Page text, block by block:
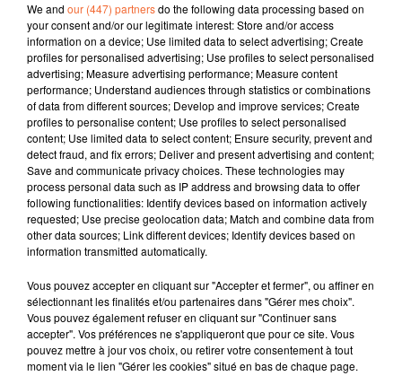
JOURNAL DU MARDI 18 JUIN ( MIDI )
Patrice Bémanangy
L'info près de chez vous
La décision est radicale : après son ralliement à
l'alliance Ciotti/RN, à l'unanimité, la majorité
municipale bressuiraise demande à Philippe Robin de
démissionner de ses fonctions d''élu
Juliette Woillez repart dans la bataille des législatives
aux couleurs du Nouveau Front Populaire associée à
Bernard Arru.
Les Thouarsais invités à donner leur avis et leur vision
de leur ville pour les dix ans à venir.
" Le Pacte de la Haie " se concrétise en bocage ! Cedric
Pelletier éleveur bio à Saint-Sauveur-de-Givre-Mai en
bénéficie ( photo ).
Le comité d’animation des amitiés internationales
We and our (447) partnersdo the following data processing based on
your consent and/or our legitimate interest: Store and/or access
information on a device; Use limited data to select advertising; Create
profiles for personalised advertising; Use profiles to select personalised
advertising; Measure advertising performance; Measure content
performance; Understand audiences through statistics or combinations
of data from different sources; Develop and improve services; Create
profiles to personalise content; Use profiles to select personalised
content; Use limited data to select content; Ensure security, prevent and
detect fraud, and fix errors; Deliver and present advertising and content;
Save and communicate privacy choices. These technologies may
process personal data such as IP address and browsing data to offer
following functionalities: Identify devices based on information actively
requested; Use precise geolocation data; Match and combine data from
other data sources; Link different devices; Identify devices based on
information transmitted automatically.
Vous pouvez accepter en cliquant sur "Accepter et fermer", ou affiner en
sélectionnant les finalités et/ou partenaires dans "Gérer mes choix".
Vous pouvez également refuser en cliquant sur "Continuer sans
accepter". Vos préférences ne s'appliqueront que pour ce site. Vous
pouvez mettre à jour vos choix, ou retirer votre consentement à tout
moment via le lien "Gérer les cookies" situé en bas de chaque page.